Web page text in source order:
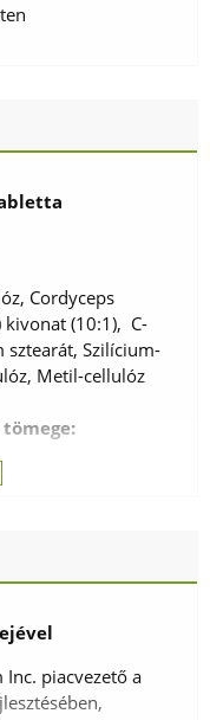
Cordyceps
kivonat (10:1), C-
Szilícium-
Metil-cellulóz
4 micélium)
humuszt,
piacvezető a